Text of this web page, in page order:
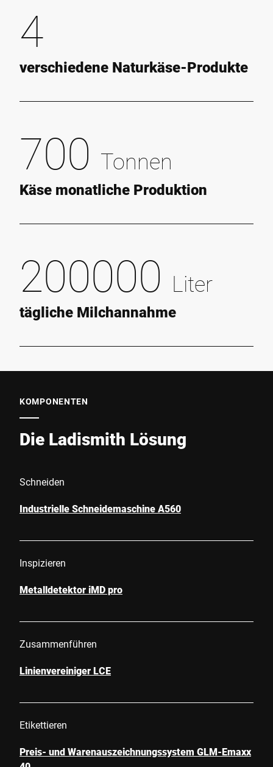
4
verschiedene Naturkäse-Produkte
700 Tonnen
Käse monatliche Produktion
200000 Liter
tägliche Milchannahme
KOMPONENTEN
Die Ladismith Lösung
Schneiden
Industrielle Schneidemaschine A560
Inspizieren
Metalldetektor iMD pro
Zusammenführen
Linienvereiniger LCE
Etikettieren
Preis- und Warenauszeichnungssystem GLM-Emaxx